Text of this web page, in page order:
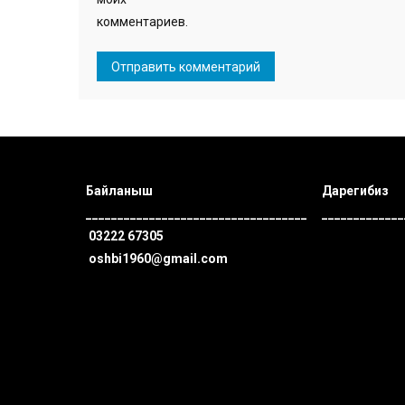
комментариев.
Байланыш
03222 67305
oshbi1960@gmail.com
Дарегибиз